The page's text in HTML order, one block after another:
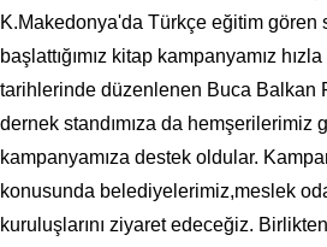
K.Makedonya'da Türkçe eğitim gören
başlattığımız kitap kampanyamız
tarihlerinde düzenlenen Buca Balkan
dernek standımıza da hemşerilerimiz
kampanyamıza destek oldular.
konusunda belediyelerimiz,meslek
kuruluşlarını ziyaret edeceğiz.